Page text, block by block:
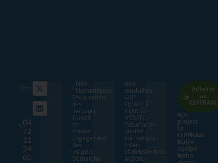
04
72
11
54
60
Nos
thématiques
Sécurisation
des
parcours
Travail
en
équipe
Engagement
des
usagers
Démarche
Nos
modalités
CAP
QUALITÉ
RENDEZ-
V’OUTIL
Webinaires
qualité
Formations
Inter-
établissements
Actions
Adhérer
au
CEPPRAAL
Nos
projets
Le
CEPPRAAL
Notre
équipe
Notre